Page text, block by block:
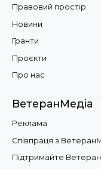
Правовий простір
Новини
Гранти
Проєкти
Про нас
ВетеранМедіа
Реклама
Співпраця з
Підтримайте